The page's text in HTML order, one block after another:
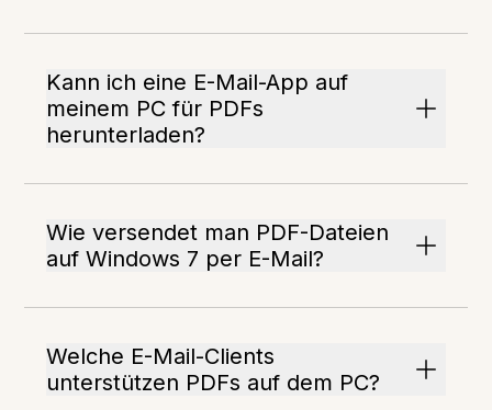
Kann ich eine E-Mail-App auf
meinem PC für PDFs
herunterladen?
Wie versendet man PDF-Dateien
auf Windows 7 per E-Mail?
Welche E-Mail-Clients
unterstützen PDFs auf dem PC?